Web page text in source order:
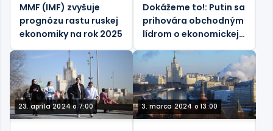
Slovensko Česko Maďarsko
MMF (IMF) zvyšuje
prognózu rastu ruskej
ekonomiky na rok 2025
Dokážeme to!: Putin sa
prihovára obchodným
lídrom o ekonomickej
strategických cieľoch
23. apríla 2024 o 7:00 3. marca 2024 o 13:00